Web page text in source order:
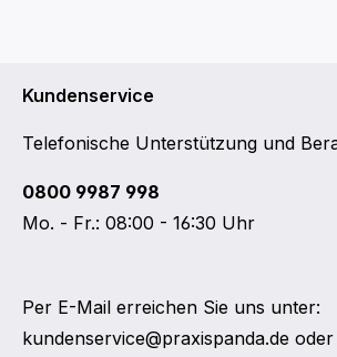
Kundenservice
Telefonische Unterstützung und
0800 9987 998
Mo. - Fr.: 08:00 - 16:30 Uhr
Per E-Mail erreichen Sie uns unter:
kundenservice@praxispanda.de